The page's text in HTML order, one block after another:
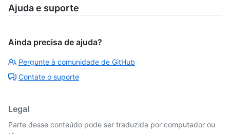
Ajuda e suporte
Ainda precisa de ajuda?
Pergunte à comunidade de GitHub
Contate o suporte
Legal
Parte desse conteúdo pode ser traduzida por computador ou